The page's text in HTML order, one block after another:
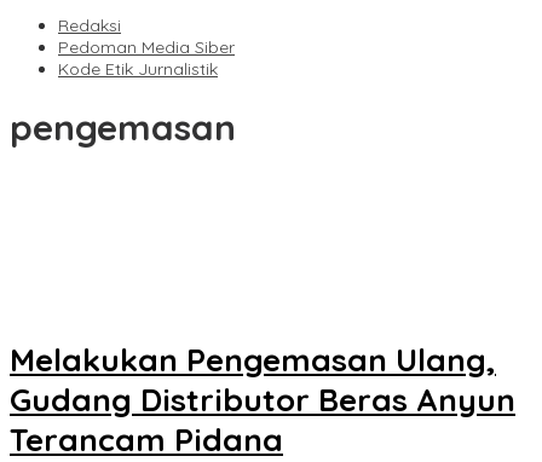
Redaksi
Pedoman Media Siber
Kode Etik Jurnalistik
pengemasan
Melakukan Pengemasan Ulang,
Gudang Distributor Beras Anyun
Terancam Pidana